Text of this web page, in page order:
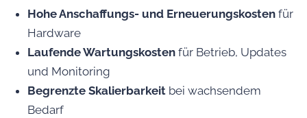
Hohe Anschaffungs- und Erneuerungskosten für
Hardware
Laufende Wartungskosten für Betrieb, Updates
und Monitoring
Begrenzte Skalierbarkeit bei wachsendem
Bedarf